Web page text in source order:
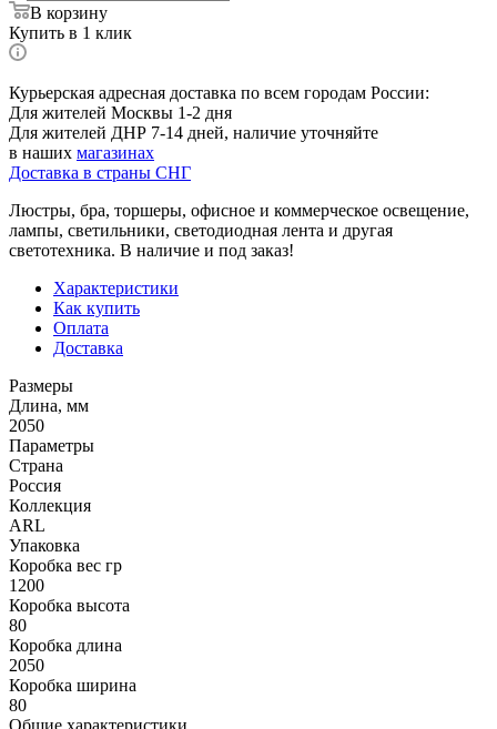
В корзину
Купить в 1 клик
Курьерская адресная доставка по всем городам России:
Для жителей Москвы 1-2 дня
Для жителей ДНР 7-14 дней, наличие уточняйте
в наших магазинах
Доставка в страны СНГ
Люстры, бра, торшеры, офисное и коммерческое освещение,
лампы, светильники, светодиодная лента и другая
светотехника. В наличие и под заказ!
Характеристики
Как купить
Оплата
Доставка
Размеры
Длина, мм
2050
Параметры
Страна
Россия
Коллекция
ARL
Упаковка
Коробка вес гр
1200
Коробка высота
80
Коробка длина
2050
Коробка ширина
80
Общие характеристики